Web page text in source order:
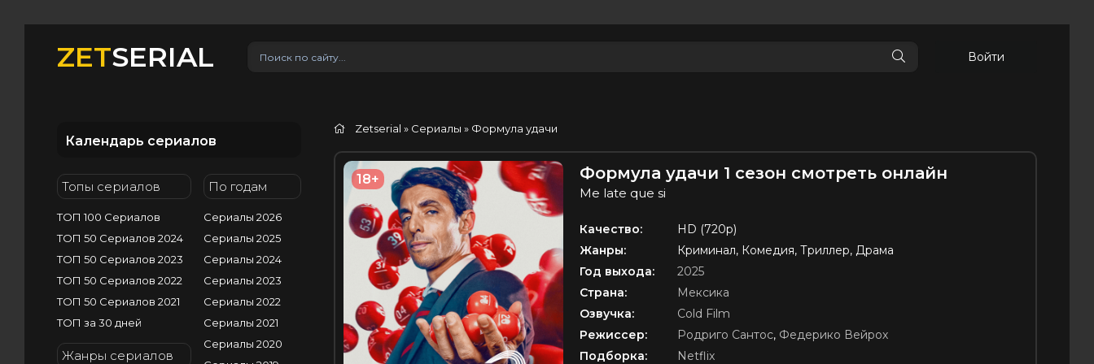
ZETSERIAL Войти
Календарь сериалов
Топы сериалов
ТОП 100 Сериалов
ТОП 50 Сериалов 2024
ТОП 50 Сериалов 2023
ТОП 50 Сериалов 2022
ТОП 50 Сериалов 2021
ТОП за 30 дней
Жанры сериалов
По годам
Сериалы 2026
Сериалы 2025
Сериалы 2024
Сериалы 2023
Сериалы 2022
Сериалы 2021
Сериалы 2020
Zetserial » Сериалы » Формула удачи
18+ Формула удачи 1 сезон смотреть онлайн
Me late que si
Качество:
HD (720p)
Жанры:
Криминал, Комедия, Триллер, Драма
Год выхода:
2025
Страна:
Мексика
Озвучка:
Cold Film
Режиссер:
Родриго Сантос, Федерико Вейрох
Подборка:
Netflix